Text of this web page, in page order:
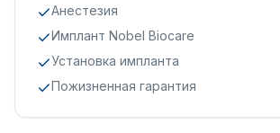
Анестезия
Имплант Nobel Biocare
Установка импланта
Пожизненная гарантия